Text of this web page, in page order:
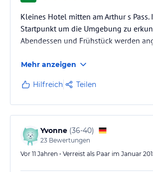
Kleines Hotel mitten am Arthur s Pass.
Startpunkt um die Umgebung zu
Abendessen und Frühstück werden
Mehr anzeigen
Hilfreich Teilen
Yvonne (36-40)
23 Bewertungen
Vor 11 Jahren • Verreist als Paar im Januar